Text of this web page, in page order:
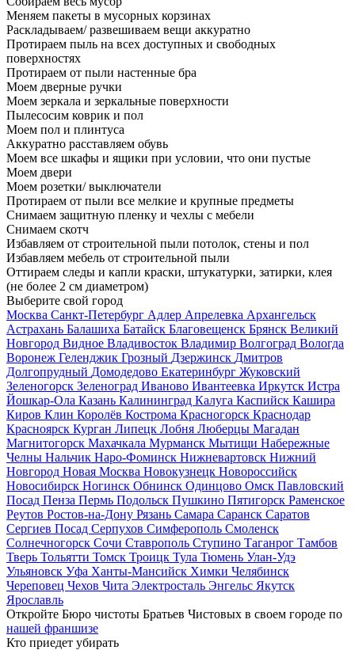
Меняем пакеты в мусорных корзинах
Раскладываем/ развешиваем вещи аккуратно
Протираем пыль на всех доступных и свободных
поверхностях
Протираем от пыли настенные бра
Моем дверные ручки
Моем зеркала и зеркальные поверхности
Пылесосим коврик и пол
Моем пол и плинтуса
Аккуратно расставляем обувь
Моем все шкафы и ящики при условии, что они пустые
Моем двери
Моем розетки/ выключатели
Протираем от пыли все мелкие и крупные предметы
Снимаем защитную пленку и чехлы с мебели
Снимаем скотч
Избавляем от строительной пыли потолок, стены и пол
Избавляем мебель от строительной пыли
Оттираем следы и капли краски, штукатурки, затирки, клея
(не более 2 см диаметром)
Выберите свой город
Москва Санкт-Петербург Адлер Апрелевка Архангельск
Астрахань Балашиха Батайск Благовещенск Брянск Великий
Новгород Видное Владивосток Владимир Волгоград Вологда
Воронеж Геленджик Грозный Дзержинск Дмитров
Долгопрудный Домодедово Екатеринбург Жуковский
Зеленогорск Зеленоград Иваново Ивантеевка Иркутск Истра
Йошкар-Ола Казань Калининград Калуга Каспийск Кашира
Киров Клин Королёв Кострома Красногорск Краснодар
Красноярск Курган Липецк Лобня Люберцы Магадан
Магнитогорск Махачкала Мурманск Мытищи Набережные
Челны Нальчик Наро-Фоминск Нижневартовск Нижний
Новгород Новая Москва Новокузнецк Новороссийск
Новосибирск Ногинск Обнинск Одинцово Омск Павловский
Посад Пенза Пермь Подольск Пушкино Пятигорск Раменское
Реутов Ростов-на-Дону Рязань Самара Саранск Саратов
Сергиев Посад Серпухов Симферополь Смоленск
Солнечногорск Сочи Ставрополь Ступино Таганрог Тамбов
Тверь Тольятти Томск Троицк Тула Тюмень Улан-Удэ
Ульяновск Уфа Ханты-Мансийск Химки Челябинск
Череповец Чехов Чита Электросталь Энгельс Якутск
Ярославль
Откройте Бюро чистоты Братьев Чистовых в своем городе по
нашей франшизе
Кто приедет убирать